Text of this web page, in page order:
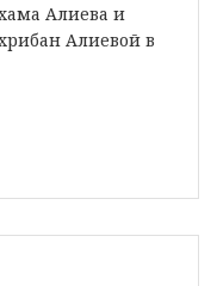
Алиева и
Алиевой в